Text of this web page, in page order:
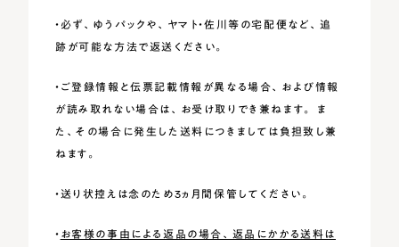
・必ず、ゆうパックや、ヤマト・佐川等の宅配便など、追
跡が可能な方法で返送ください。
・ご登録情報と伝票記載情報が異なる場合、および情報
が読み取れない場合は、お受け取りでき兼ねます。 ま
た、その場合に発生した送料につきましては負担致し兼
ねます。
・送り状控えは念のため3ヵ月間保管してください。
・ お客様の事由による返品の場合、返品にかかる送料は